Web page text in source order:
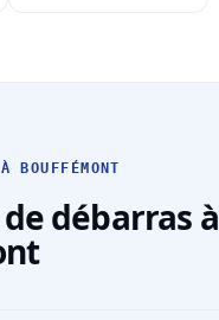
BOUFFÉMONT
débarras à